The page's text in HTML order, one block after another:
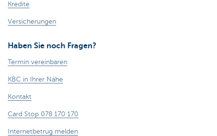
Kredite
Versicherungen
Haben Sie noch Fragen?
Termin vereinbaren
KBC in Ihrer Nähe
Kontakt
Card Stop 078 170 170
Internetbetrug melden